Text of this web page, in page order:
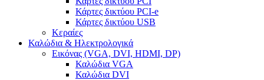
Κάρτες δικτύου PCI-e
Κάρτες δικτύου USB
Κεραίες
Καλώδια & Ηλεκτρολογικά
Εικόνας (VGA, DVI, HDMI, DP)
Καλώδια VGA
Καλώδια DVI